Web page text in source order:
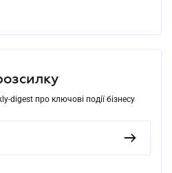
digest про ключові події бізнесу